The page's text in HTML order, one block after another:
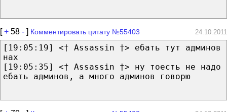
[+ 58 - ] Комментировать цитату №55403 24.10.2011
[19:05:19] <† Assassin †> ебать тут админов
нах
[19:05:35] <† Assassin †> ну тоесть не надо
ебать админов, а много админов говорю